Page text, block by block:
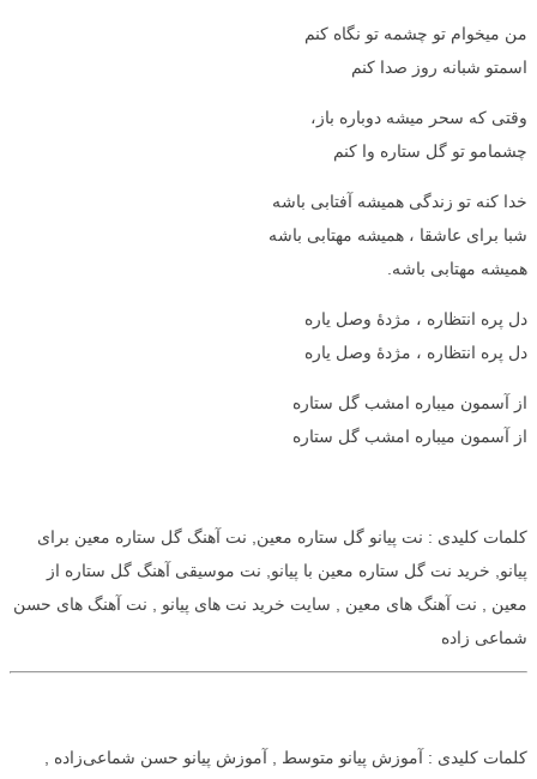
من میخوام تو چشمه تو نگاه کنم
اسمتو شبانه روز صدا کنم
وقتی که سحر میشه دوباره باز،
چشمامو تو گل ستاره وا کنم
خدا کنه تو زندگی همیشه آفتابی باشه
شبا برای عاشقا ، همیشه مهتابی باشه
همیشه مهتابی باشه.
دل پره انتظاره ، مژدۀ وصل یاره
دل پره انتظاره ، مژدۀ وصل یاره
از آسمون میباره امشب گل ستاره
از آسمون میباره امشب گل ستاره
کلمات کلیدی : نت پیانو گل ستاره معین, نت آهنگ گل ستاره معین برای
پیانو, خرید نت گل ستاره معین با پیانو, نت موسیقی آهنگ گل ستاره از
معین , نت آهنگ های معین , سایت خرید نت های پیانو , نت آهنگ های حسن
شماعی زاده
کلمات کلیدی : آموزش پیانو متوسط , آموزش پیانو حسن شماعی‌زاده ,